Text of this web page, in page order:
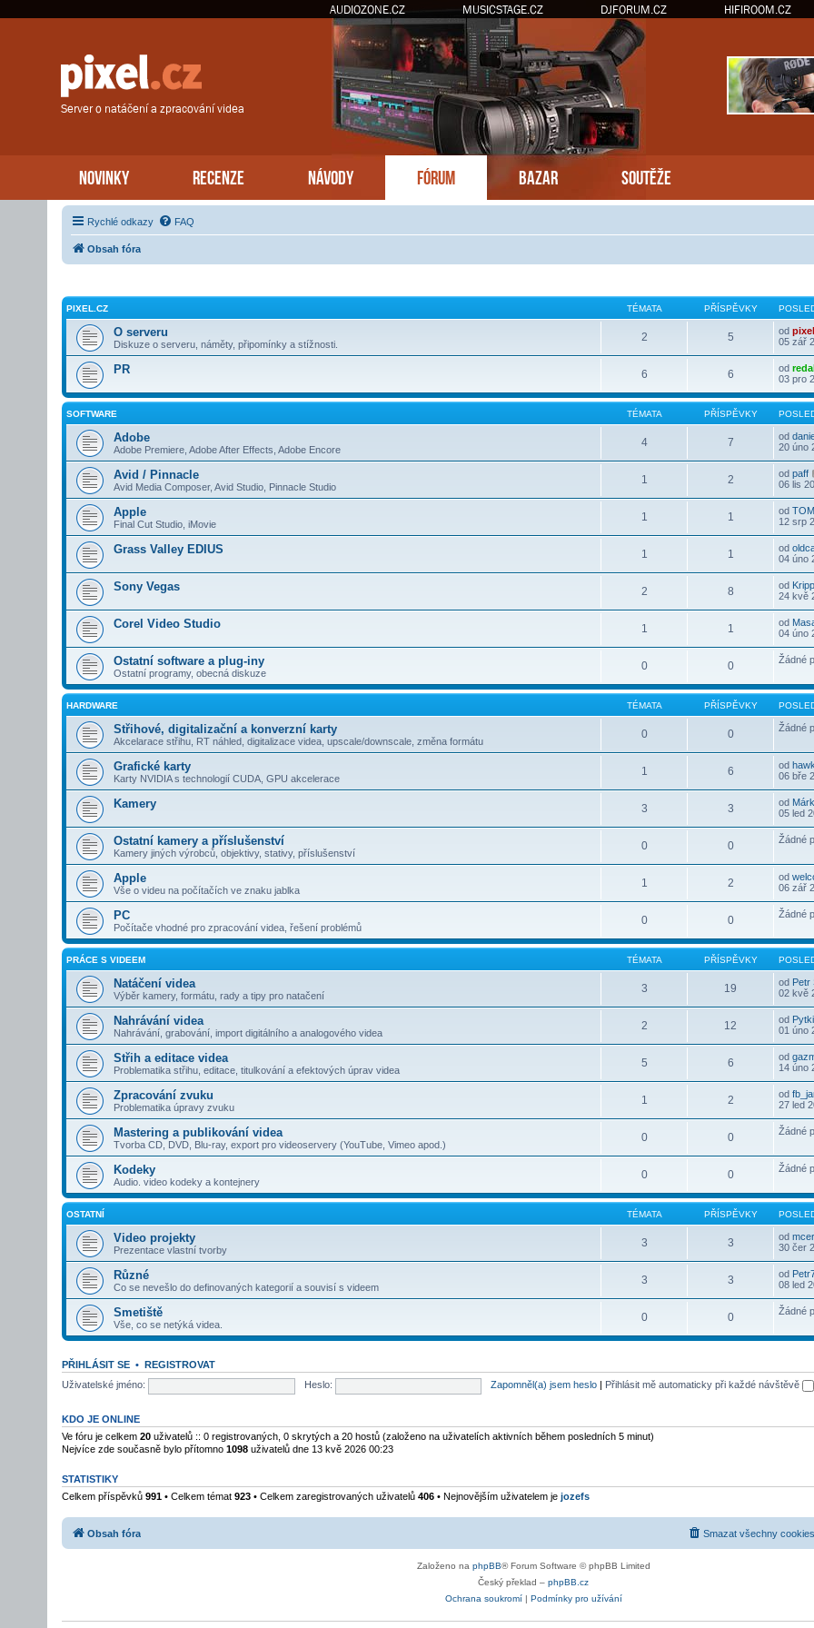
AUDIOZONE.CZ MUSICSTAGE.CZ DJFORUM.CZ HIFIROOM.CZ
Server o natáčení a zpracování videa
NOVINKY RECENZE NÁVODY FÓRUM BAZAR SOUTĚŽE
Rychlé odkazy FAQ
Obsah fóra
PIXEL.CZ TÉMATA PŘÍSPĚVKY
O serveru
Diskuze o serveru, náměty, připomínky a stížnosti.
2 5 od pixel
05 zář
PR 6 6 od
03 pro
SOFTWARE TÉMATA PŘÍSPĚVKY
Adobe
Adobe Premiere, Adobe After Effects, Adobe Encore
4 7 od
20 úno
Avid / Pinnacle
Avid Media Composer, Avid Studio, Pinnacle Studio
1 2 od paff
06 lis
Apple
Final Cut Studio, iMovie
1 1 od
12 srp
Grass Valley EDIUS 1 1 od
04 úno
Sony Vegas 2 8 od Kripp
24 kvě
Corel Video Studio 1 1 od
04 úno
Ostatní software a plug-iny
Ostatní programy, obecná diskuze
0 0 Žádné
HARDWARE TÉMATA PŘÍSPĚVKY
Střihové, digitalizační a konverzní karty
Akcelarace střihu, RT náhled, digitalizace videa, upscale/downscale, změna formátu
0 0 Žádné
Grafické karty
Karty NVIDIA s technologií CUDA, GPU akcelerace
1 6 od
06 bře
Kamery 3 3 od
05 led
Ostatní kamery a příslušenství
Kamery jiných výrobců, objektivy, stativy, příslušenství
0 0 Žádné
Apple
Vše o videu na počítačích ve znaku jablka
1 2 od
06 zář
PC
Počítače vhodné pro zpracování videa, řešení problémů
0 0 Žádné
PRÁCE S VIDEEM TÉMATA PŘÍSPĚVKY
Natáčení videa
Výběr kamery, formátu, rady a tipy pro natačení
3 19 od Petr
02 kvě
Nahrávání videa
Nahrávání, grabování, import digitálního a analogového videa
2 12 od
01 úno
Střih a editace videa
Problematika střihu, editace, titulkování a efektových úprav videa
5 6 od
14 úno
Zpracování zvuku
Problematika úpravy zvuku
1 2 od
27 led
Mastering a publikování videa
Tvorba CD, DVD, Blu-ray, export pro videoservery (YouTube, Vimeo apod.)
0 0 Žádné
Kodeky
Audio. video kodeky a kontejnery
0 0 Žádné
OSTATNÍ TÉMATA PŘÍSPĚVKY
Video projekty
Prezentace vlastní tvorby
3 3 od
30 čer
Různé
Co se nevešlo do definovaných kategorií a souvisí s videem
3 3 od
08 led
Smetiště
Vše, co se netýká videa.
0 0 Žádné
PŘIHLÁSIT SE • REGISTROVAT
Uživatelské jméno:
Heslo: Zapomněl(a) jsem heslo Přihlásit mě automaticky při každé návštěvě
KDO JE ONLINE
Ve fóru je celkem 20 uživatelů :: 0 registrovaných, 0 skrytých a 20 hostů (založeno na uživatelích aktivních během posledních 5 minut)
Nejvíce zde současně bylo přítomno 1098 uživatelů dne 13 kvě 2026 00:23
STATISTIKY
Celkem příspěvků 991 • Celkem témat 923 • Celkem zaregistrovaných uživatelů 406 • Nejnovějším uživatelem je jozefs
Obsah fóra Smazat všechny
Založeno na phpBB® Forum Software © phpBB Limited
Český překlad – phpBB.cz
Ochrana soukromí| Podmínky pro užívání